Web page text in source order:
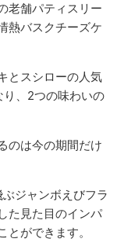
老舗パティスリー
熱バスクチーズケ
とスシローの人気
、2つの味わいの
のは今の期間だけ
ジャンボえびフラ
た見た目のインパ
ができます。